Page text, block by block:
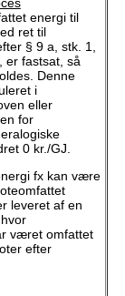
energi til
ret til
§ 9 a, stk. 1,
er fastsat, så
Denne
i
eller
for
0 kr./GJ.
fx kan være
leveret af en
været omfattet
efter